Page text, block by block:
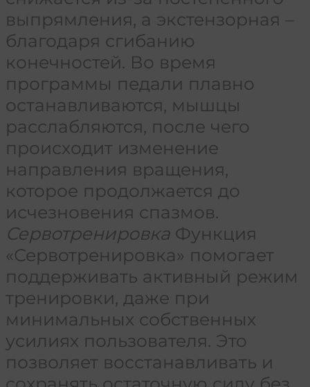
выпрямления, а экстензорная –
благодаря сгибанию
конечностей. Во время
программы педали плавно
останавливаются, мышцы
расслабляются, после чего
происходит изменение
направления вращения,
которое продолжается до
исчезновения спазмов.
Сервотренировка Функция
«Сервотренировка» помогает
поддерживать активный режим
тренировки, даже при
минимальных собственных
усилиях пользователя. Это
позволяет восстанавливать и